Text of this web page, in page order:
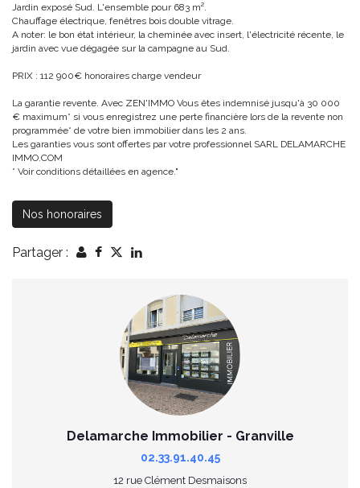
Jardin exposé Sud. L'ensemble pour 683 m².
Chauffage électrique, fenêtres bois double vitrage.
A noter: le bon état intérieur, la cheminée avec insert, l'électricité récente, le
jardin avec vue dégagée sur la campagne au Sud.
PRIX : 112 900€ honoraires charge vendeur
La garantie revente. Avec ZEN'IMMO Vous êtes indemnisé jusqu'à 30 000
€ maximum* si vous enregistrez une perte financière lors de la revente non
programmée* de votre bien immobilier dans les 2 ans.
Les garanties vous sont offertes par votre professionnel SARL DELAMARCHE
IMMO.COM
* Voir conditions détaillées en agence."
Nos honoraires
Partager :
Delamarche Immobilier - Granville
02.33.91.40.45
12 rue Clément Desmaisons